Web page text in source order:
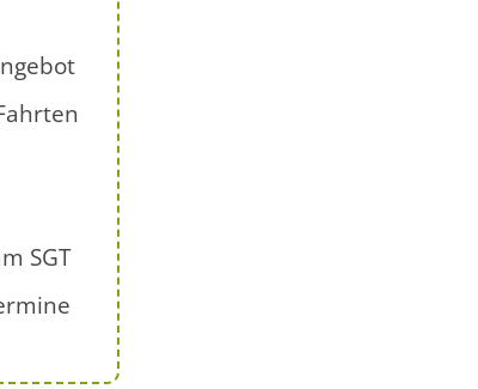
SGT